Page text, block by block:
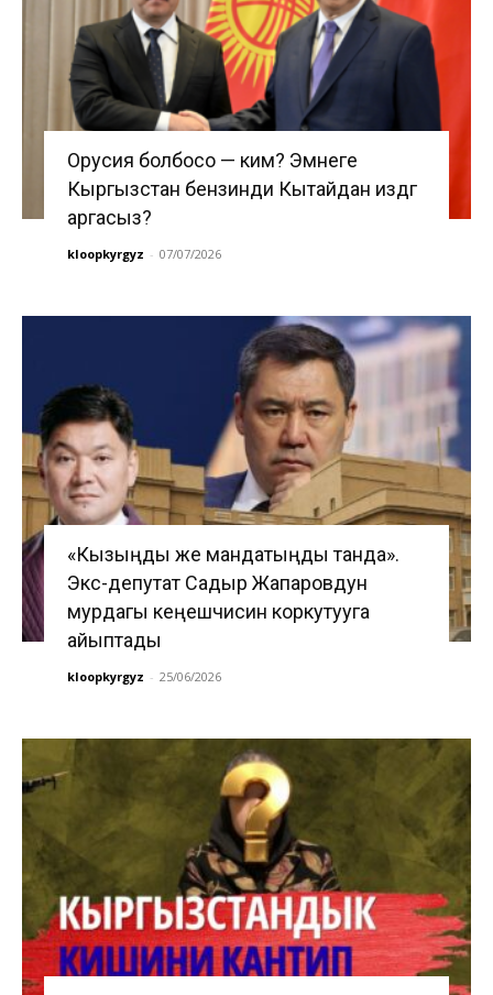
Орусия болбосо — ким? Эмнеге
Кыргызстан бензинди Кытайдан издөөгө
аргасыз?
kloopkyrgyz - 07/07/2026
«Кызыңды же мандатыңды танда».
Экс-депутат Садыр Жапаровдун
мурдагы кеңешчисин коркутууга
айыптады
kloopkyrgyz - 25/06/2026